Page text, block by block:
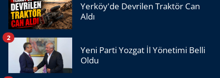
Yerköy'de Devrilen Traktör Can
Aldı
Yeni Parti Yozgat İl Yönetimi Belli
Oldu
2